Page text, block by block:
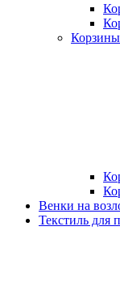
Корзины
Венки на
Текстиль для